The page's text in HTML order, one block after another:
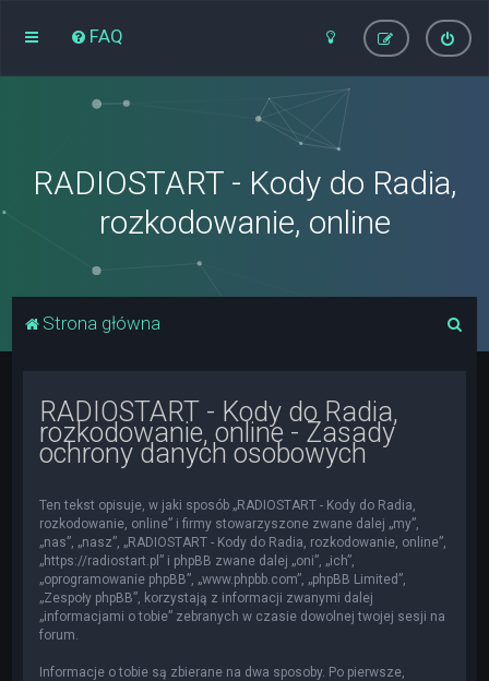
FAQ
RADIOSTART - Kody do Radia,
rozkodowanie, online
Strona główna
RADIOSTART - Kody do Radia,
rozkodowanie, online - Zasady
ochrony danych osobowych
Ten tekst opisuje, w jaki sposób „RADIOSTART - Kody do Radia,
rozkodowanie, online” i firmy stowarzyszone zwane dalej „my”,
„nas”, „nasz”, „RADIOSTART - Kody do Radia, rozkodowanie, online”,
„https://radiostart.pl” i phpBB zwane dalej „oni”, „ich”,
„oprogramowanie phpBB”, „www.phpbb.com”, „phpBB Limited”,
„Zespoły phpBB”, korzystają z informacji zwanymi dalej
„informacjami o tobie” zebranych w czasie dowolnej twojej sesji na
forum.
Informacje o tobie są zbierane na dwa sposoby. Po pierwsze,